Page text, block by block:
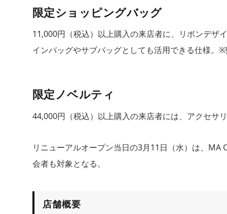
限定ショッピングバッグ
11,000円（税込）以上購入の来店者に、リボンデザ
インバッグやサブバッグとしても活用できる仕様。
限定ノベルティ
44,000円（税込）以上購入の来店者には、アクセサ
リニューアルオープン当日の3月11日（水）は、MA
会者も対象となる。
店舗概要